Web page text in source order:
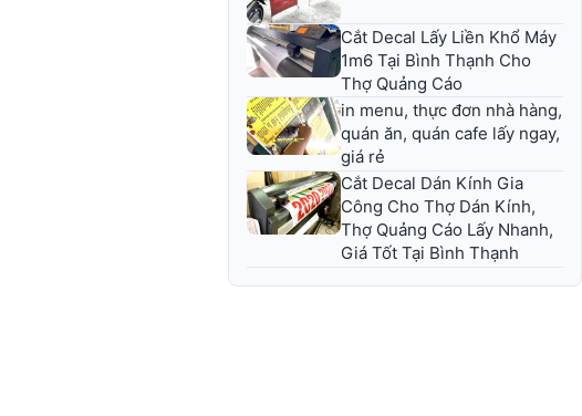
Cắt Decal Lấy Liền Khổ Máy
1m6 Tại Bình Thạnh Cho
Thợ Quảng Cáo
in menu, thực đơn nhà hàng,
quán ăn, quán cafe lấy ngay,
giá rẻ
Cắt Decal Dán Kính Gia
Công Cho Thợ Dán Kính,
Thợ Quảng Cáo Lấy Nhanh,
Giá Tốt Tại Bình Thạnh